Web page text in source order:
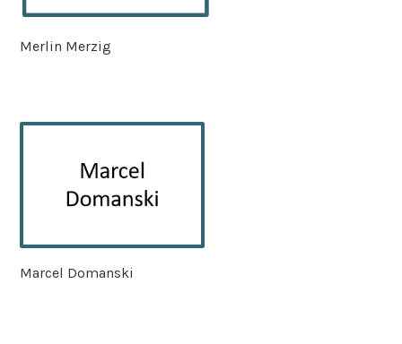
Merlin Merzig
Marcel Domanski